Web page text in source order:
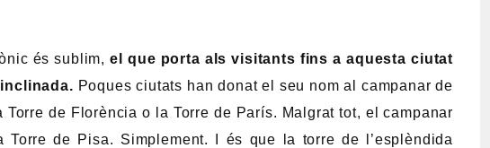
és sublim,el que porta als visitants fins a aquesta ciutat
Poques ciutats han donat el seu nom al campanar de
Torre de Florència o la Torre de París. Malgrat tot, el campanar
de Pisa. Simplement. I és que la torre de l’esplèndida